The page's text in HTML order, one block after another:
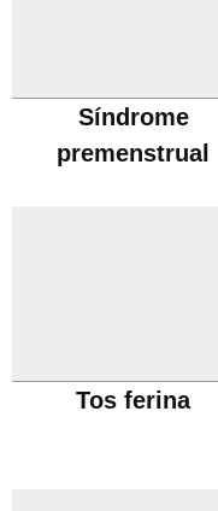
Síndrome
premenstrual
Tos ferina